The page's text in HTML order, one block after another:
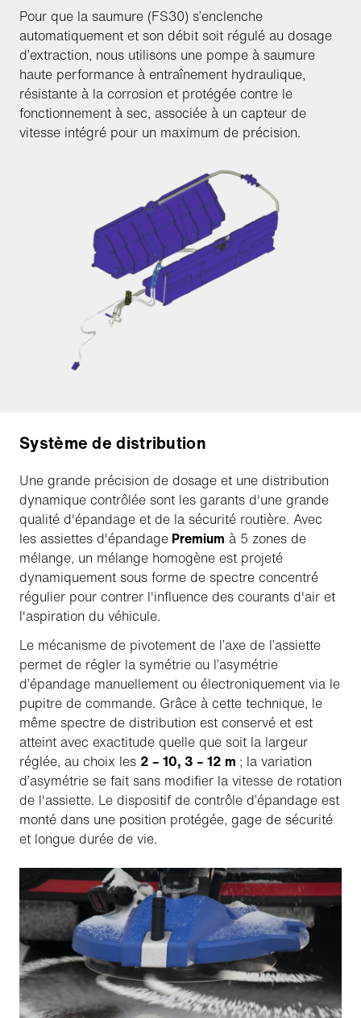
Pour que la saumure (FS30) s’enclenche
automatiquement et son débit soit régulé au dosage
d’extraction, nous utilisons une pompe à saumure
haute performance à entraînement hydraulique,
résistante à la corrosion et protégée contre le
fonctionnement à sec, associée à un capteur de
vitesse intégré pour un maximum de précision.
Système de distribution
Une grande précision de dosage et une distribution
dynamique contrôlée sont les garants d'une grande
qualité d'épandage et de la sécurité routière. Avec
les assiettes d'épandage Premium à 5 zones de
mélange, un mélange homogène est projeté
dynamiquement sous forme de spectre concentré
régulier pour contrer l'influence des courants d'air et
l'aspiration du véhicule.
Le mécanisme de pivotement de l’axe de l’assiette
permet de régler la symétrie ou l’asymétrie
d’épandage manuellement ou électroniquement via le
pupitre de commande. Grâce à cette technique, le
même spectre de distribution est conservé et est
atteint avec exactitude quelle que soit la largeur
réglée, au choix les 2 – 10, 3 – 12 m ; la variation
d’asymétrie se fait sans modifier la vitesse de rotation
de l'assiette. Le dispositif de contrôle d’épandage est
monté dans une position protégée, gage de sécurité
et longue durée de vie.